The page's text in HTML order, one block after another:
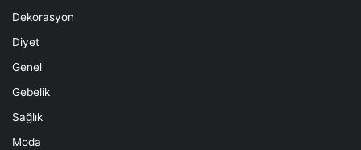
Dekorasyon
Diyet
Genel
Gebelik
Sağlık
Moda